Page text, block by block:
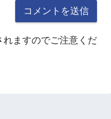
れますのでご注意くだ